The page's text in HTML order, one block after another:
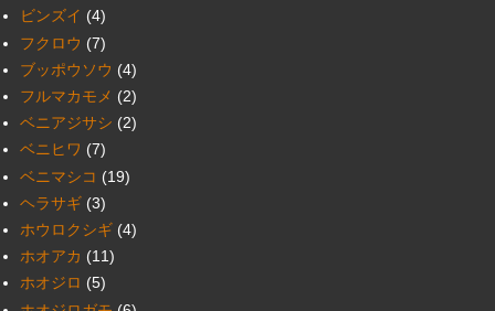
ビンズイ (4)
フクロウ (7)
ブッポウソウ (4)
フルマカモメ (2)
ベニアジサシ (2)
ベニヒワ (7)
ベニマシコ (19)
ヘラサギ (3)
ホウロクシギ (4)
ホオアカ (11)
ホオジロ (5)